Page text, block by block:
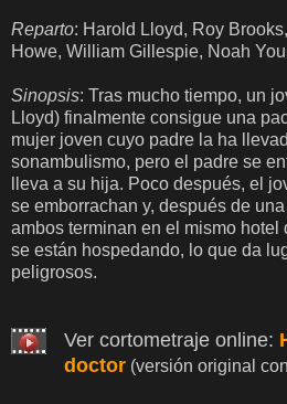
Reparto: Harold Lloyd, Roy
Howe, William Gillespie, Noah
Sinopsis: Tras mucho tiempo, un
Lloyd) finalmente consigue una
mujer joven cuyo padre la ha
sonambulismo, pero el padre se
lleva a su hija. Poco después, el
se emborrachan y, después de
ambos terminan en el mismo
se están hospedando, lo que da
peligrosos.
Ver cortometraje online:
doctor(versión original